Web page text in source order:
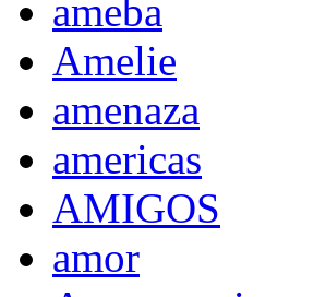
ameba
Amelie
amenaza
americas
AMIGOS
amor